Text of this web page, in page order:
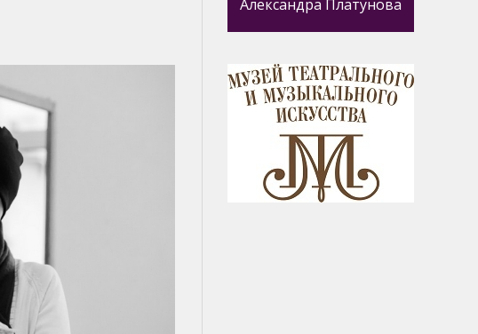
Александра Платунова